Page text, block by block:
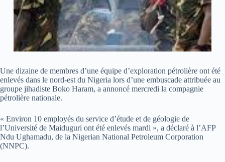
Une dizaine de membres d’une équipe d’exploration pétrolière ont été
enlevés dans le nord-est du Nigeria lors d’une embuscade attribuée au
groupe jihadiste Boko Haram, a annoncé mercredi la compagnie
pétrolière nationale.
« Environ 10 employés du service d’étude et de géologie de
l’Université de Maiduguri ont été enlevés mardi », a déclaré à l’AFP
Ndu Ughamadu, de la Nigerian National Petroleum Corporation
(NNPC).